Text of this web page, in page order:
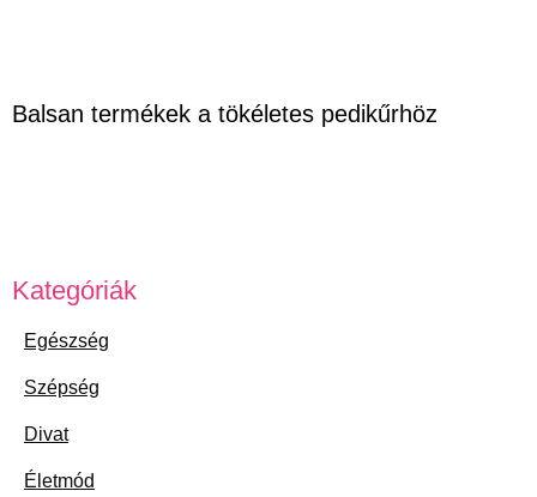
Balsan termékek a tökéletes pedikűrhöz
Kategóriák
Egészség
Szépség
Divat
Életmód